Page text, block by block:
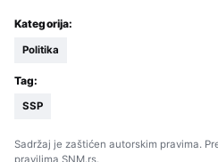
Kategorija:
Politika
Tag:
SSP
Sadržaj je zaštićen autorskim pravima.
pravilima SNM.rs.